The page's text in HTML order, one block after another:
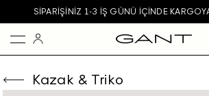
SIPARIŞINIZ 1-3 IŞ GÜNÜ IÇINDE
Kazak & Triko